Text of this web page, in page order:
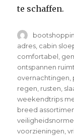
te schaffen.
Author
adres cabin
comfortabel
ontspannen
overnachtingen
regen rusten
weekendtrips
breed
voorzieningen ,